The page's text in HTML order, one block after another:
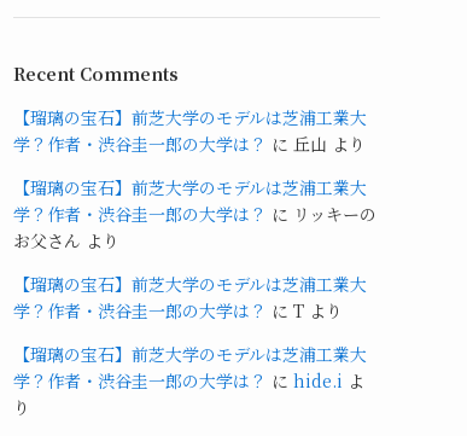
Recent Comments
【瑠璃の宝石】前芝大学のモデルは芝浦工業大
学？作者・渋谷圭一郎の大学は？ に 丘山 より
【瑠璃の宝石】前芝大学のモデルは芝浦工業大
学？作者・渋谷圭一郎の大学は？ に リッキーの
お父さん より
【瑠璃の宝石】前芝大学のモデルは芝浦工業大
学？作者・渋谷圭一郎の大学は？ に T より
【瑠璃の宝石】前芝大学のモデルは芝浦工業大
学？作者・渋谷圭一郎の大学は？ に hide.i よ
り